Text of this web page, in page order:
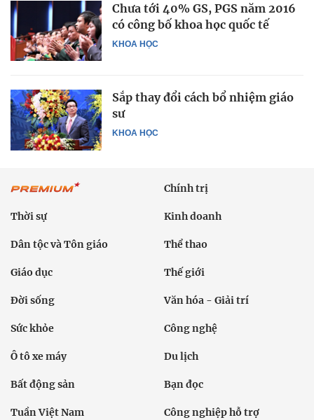
KHOA HỌC
Chưa tới 40% GS, PGS năm 2016
có công bố khoa học quốc tế
KHOA HỌC
Sắp thay đổi cách bổ nhiệm giáo
sư
Chính trị
Thời sự Kinh doanh
Dân tộc và Tôn giáo Thể thao
Giáo dục Thế giới
Đời sống Văn hóa - Giải trí
Sức khỏe Công nghệ
Ô tô xe máy Du lịch
Bất động sản Bạn đọc
Tuần Việt Nam Công nghiệp hỗ trợ